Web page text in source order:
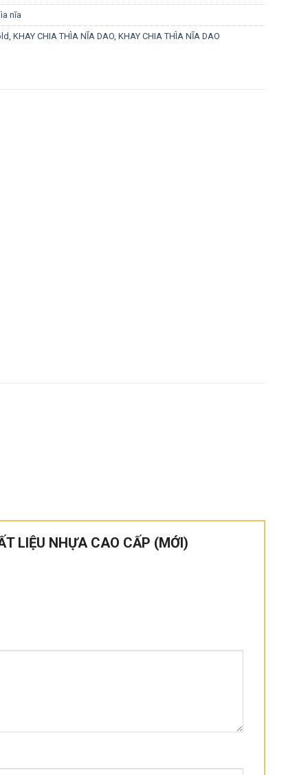
nĩa
,KHAY CHIA THÌA NĨA DAO ,KHAY CHIA THÌA NĨA DAO
LIỆU NHỰA CAO CẤP (MỚI)